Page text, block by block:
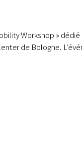
Workshop »
de Bologne.